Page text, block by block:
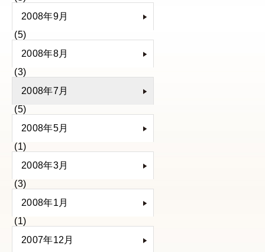
2008年9月
(5)
2008年8月
(3)
2008年7月
(5)
2008年5月
(1)
2008年3月
(3)
2008年1月
(1)
2007年12月